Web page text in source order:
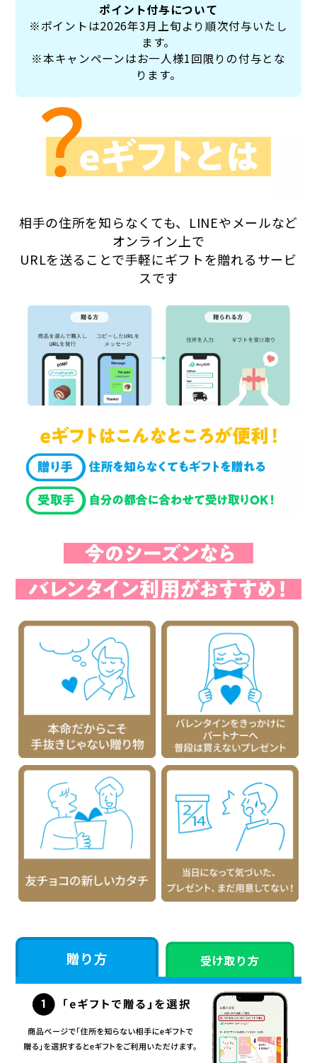
ポイント付与について
※ポイントは2026年3月上旬より順次付与いたし
ます。
※本キャンペーンはお一人様1回限りの付与とな
ります。
相手の住所を知らなくても、LINEやメールなど
オンライン上で
URLを送ることで手軽にギフトを贈れるサービ
スです
贈り方 受け取り方